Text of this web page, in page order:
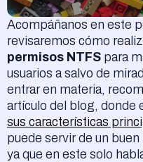
Acompáñanos en este
revisaremos cómo
permisos NTFS para
usuarios a salvo de
entrar en materia,
artículo del blog, donde
sus características
puede servir de un
ya que en este solo